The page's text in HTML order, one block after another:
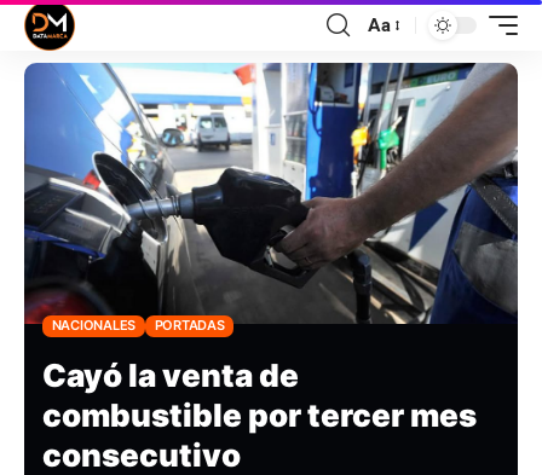
Aa
NACIONALES PORTADAS
Cayó la venta de
combustible por tercer mes
consecutivo